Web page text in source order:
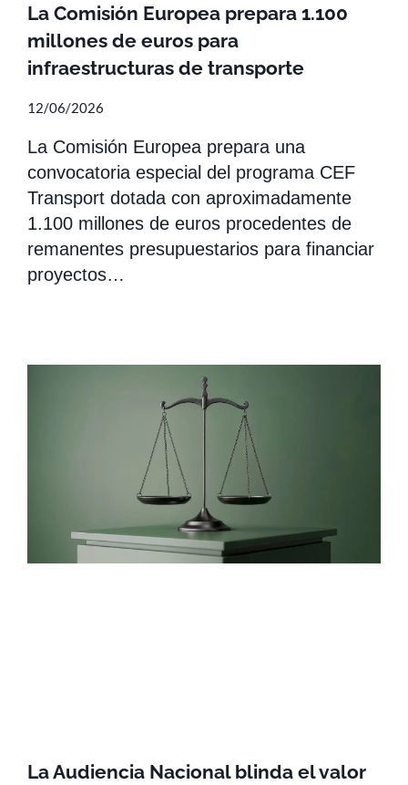
La Comisión Europea prepara 1.100
millones de euros para
infraestructuras de transporte
12/06/2026
La Comisión Europea prepara una
convocatoria especial del programa CEF
Transport dotada con aproximadamente
1.100 millones de euros procedentes de
remanentes presupuestarios para financiar
proyectos…
La Audiencia Nacional blinda el valor